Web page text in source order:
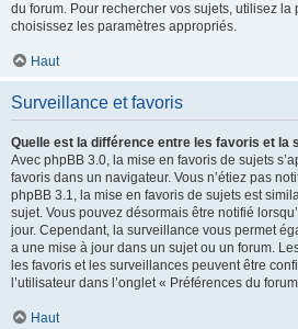
du forum. Pour rechercher vos sujets, utilisez
choisissez les paramètres appropriés.
Haut
Surveillance et favoris
Quelle est la différence entre les favoris et la
Avec phpBB 3.0, la mise en favoris de sujets
favoris dans un navigateur. Vous n’étiez pas
phpBB 3.1, la mise en favoris de sujets est
sujet. Vous pouvez désormais être notifié
jour. Cependant, la surveillance vous permet
a une mise à jour dans un sujet ou un forum.
les favoris et les surveillances peuvent être
l’utilisateur dans l’onglet « Préférences du
Haut